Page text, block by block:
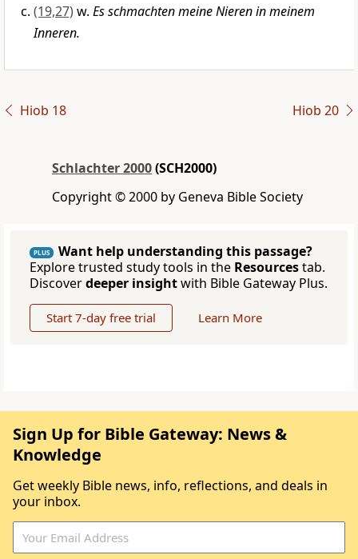
(19,27)w. Es schmachten meine Nieren in meinem
Inneren.
Hiob 18 Hiob 20
Schlachter 2000(SCH2000)
Copyright © 2000 by Geneva Bible Society
PLUS
Want help understanding this passage?
Explore trusted study tools in the Resourcestab.
Discoverdeeper insightwith Bible Gateway Plus.
Start 7-day free trial Learn More
Sign Up for Bible Gateway: News &
Knowledge
Get weekly Bible news, info, reflections, and deals in
your inbox.